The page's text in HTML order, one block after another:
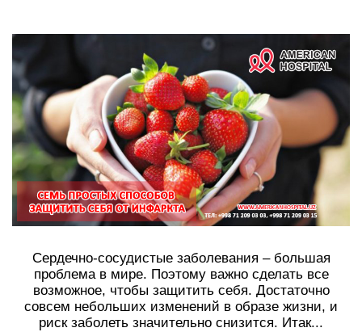
Сердечно-сосудистые заболевания – большая
проблема в мире. Поэтому важно сделать все
возможное, чтобы защитить себя. Достаточно
совсем небольших изменений в образе жизни, и
риск заболеть значительно снизится. Итак...